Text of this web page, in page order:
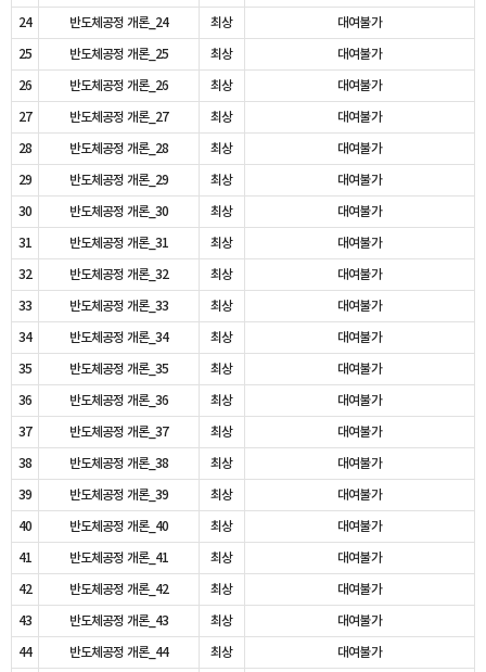
24 반도체공정 개론_24 최상 대여불가
25 반도체공정 개론_25 최상 대여불가
26 반도체공정 개론_26 최상 대여불가
27 반도체공정 개론_27 최상 대여불가
28 반도체공정 개론_28 최상 대여불가
29 반도체공정 개론_29 최상 대여불가
30 반도체공정 개론_30 최상 대여불가
31 반도체공정 개론_31 최상 대여불가
32 반도체공정 개론_32 최상 대여불가
33 반도체공정 개론_33 최상 대여불가
34 반도체공정 개론_34 최상 대여불가
35 반도체공정 개론_35 최상 대여불가
36 반도체공정 개론_36 최상 대여불가
37 반도체공정 개론_37 최상 대여불가
38 반도체공정 개론_38 최상 대여불가
39 반도체공정 개론_39 최상 대여불가
40 반도체공정 개론_40 최상 대여불가
41 반도체공정 개론_41 최상 대여불가
42 반도체공정 개론_42 최상 대여불가
43 반도체공정 개론_43 최상 대여불가
44 반도체공정 개론_44 최상 대여불가